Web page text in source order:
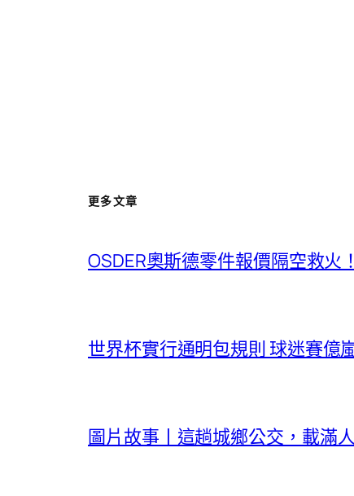
更多文章
OSDER奧斯德零件報價隔空救
世界杯實行通明包規則 球迷賽億
圖片故事丨這趟城鄉公交，載滿